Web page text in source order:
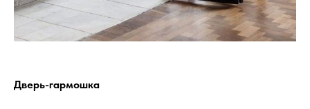
Дверь-гармошка